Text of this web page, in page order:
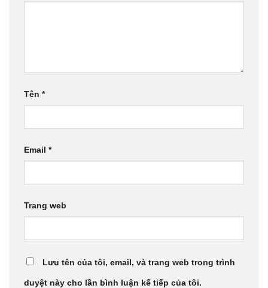
Tên *
Email *
Trang web
Lưu tên của tôi, email, và trang web trong trình
duyệt này cho lần bình luận kế tiếp của tôi.